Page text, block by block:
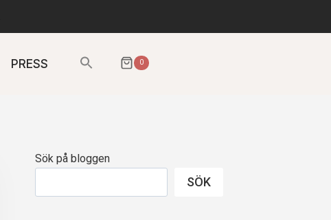
PRESS
Sök
efter:
0
Sök på bloggen
SÖK